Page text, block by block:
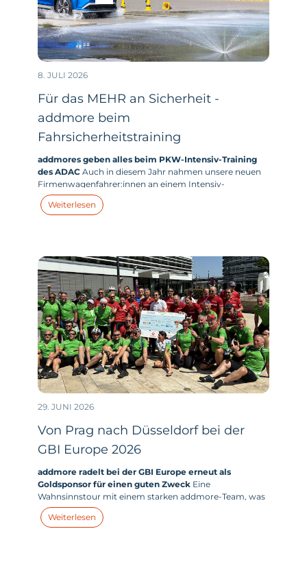
8. JULI 2026
Für das MEHR an Sicherheit -
addmore beim
Fahrsicherheitstraining
addmores geben alles beim PKW-Intensiv-Training
des ADACAuch in diesem Jahr nahmen unsere neuen
Firmenwagenfahrer:innen an einem Intensiv-
Fahrsicherheitstraining des ADAC teil, um ihr Auto
besser kennenzulernen, Gefahrensituationen besser
Weiterlesen
29. JUNI 2026
Von Prag nach Düsseldorf bei der
GBI Europe 2026
addmore radelt bei der GBI Europe erneut als
Goldsponsor für einen guten ZweckEine
Wahnsinnstour mit einem starken addmore-Team, was
kein Virus klein kriegt. Von 10 Grad und Regen bis 30
Grad und Sonne. Immer Richtung Westen mit teilweise
Weiterlesen